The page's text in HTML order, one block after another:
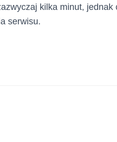
kilka minut, jednak
serwisu.